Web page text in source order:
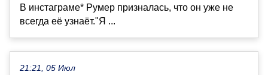
В инстаграме* Румер призналась, что он уже не
всегда её узнаёт."Я ...
21:21, 05 Июл